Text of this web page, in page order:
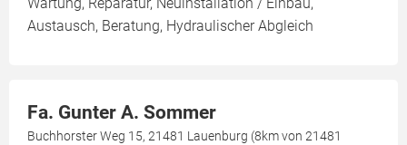
Austausch, Beratung, Hydraulischer Abgleich
Fa. Gunter A. Sommer
Buchhorster Weg 15, 21481 Lauenburg (8km von 21481